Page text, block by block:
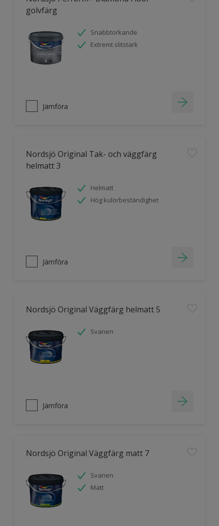
golvfärg
Snabbtorkande
Extremt slitstark
Jämföra
Nordsjö Original Tak- och väggfärg
helmatt 3
Helmatt
Hög kulörbeständighet
Jämföra
Nordsjö Original Väggfärg helmatt 5
Svanen
Jämföra
Nordsjö Original Väggfärg matt 7
Svanen
Matt